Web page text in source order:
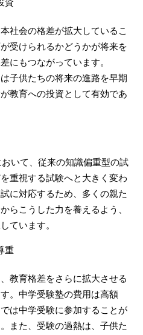
資
社会の格差が拡大しているこ
受けられるかどうかが将来を
にもつながっています。
子供たちの将来の進路を早期
教育への投資として有効であ
いて、従来の知識偏重型の試
重視する試験へと大きく変わ
に対応するため、多くの親た
らこうした力を養えるよう、
ています。
重
教育格差をさらに拡大させる
。中学受験塾の費用は高額
は中学受験に参加することが
また、受験の過熱は、子供た